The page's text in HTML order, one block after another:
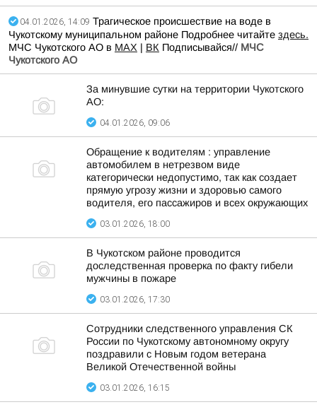
04.01.2026, 14:09 Трагическое происшествие на воде в
Чукотскому муниципальном районе Подробнее читайте здесь.
МЧС Чукотского АО в MAX | ВК Подписывайся// МЧС
Чукотского АО
За минувшие сутки на территории Чукотского
АО:
04.01.2026, 09:06
Обращение к водителям : управление
автомобилем в нетрезвом виде
категорически недопустимо, так как создает
прямую угрозу жизни и здоровью самого
водителя, его пассажиров и всех окружающих
03.01.2026, 18:00
В Чукотском районе проводится
доследственная проверка по факту гибели
мужчины в пожаре
03.01.2026, 17:30
Сотрудники следственного управления СК
России по Чукотскому автономному округу
поздравили с Новым годом ветерана
Великой Отечественной войны
03.01.2026, 16:15